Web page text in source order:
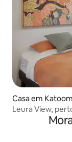
Casa em
Leura View,